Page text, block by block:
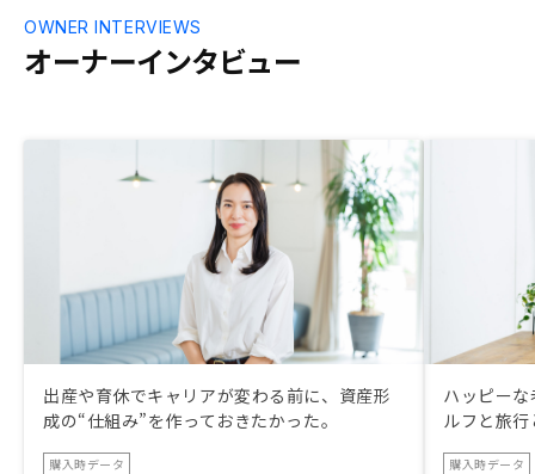
オーナーインタビュー
OWNER INTERVIEWS
出産や育休でキャリアが変わる前に、資産形
成の“仕組み”を作っておきたかった。
購入時データ
ハッピー
ルフと旅
購入時データ